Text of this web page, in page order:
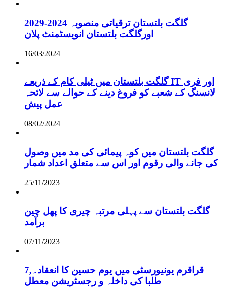
گلگت بلتستان ترقیاتی منصوبہ 2024-2029
اورگلگت بلتستان انویسٹمنٹ پلان
16/03/2024
گلگت بلتستان میں ٹیلی کام کے ذریعے IT اور فری
لانسنگ کے شعبے کو فروغ دینے کے حوالے سے لائحہ
عمل پیش
08/02/2024
گلگت بلتستان میں کوہ پیمائی کی مد میں وصول
کی جانے والی رقوم اور اس سے متعلق اعداد شمار
25/11/2023
گلگت بلتستان سے پہلی مرتبہ چیری کا پھل چین
برآمد
07/11/2023
قراقرم یونیورسٹی میں یوم حسین کا انعقاد۔,7
طلبا کی داخلہ و رجسٹریشن معطل